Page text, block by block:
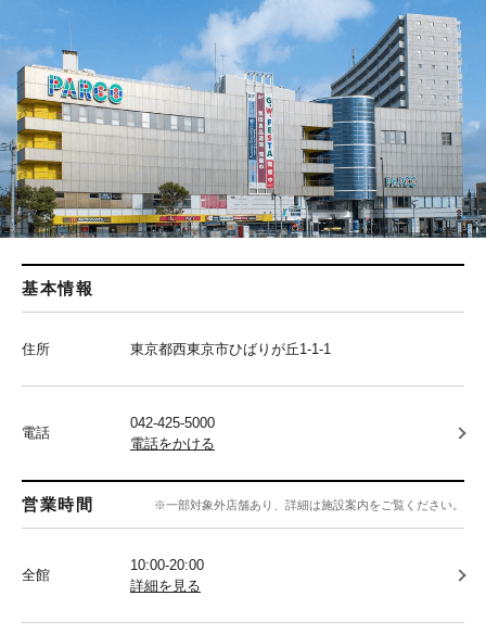
基本情報
住所 東京都西東京市ひばりが丘1-1-1
電話
042-425-5000
電話をかける
営業時間 ※一部対象外店舗あり、詳細は施設案内をご覧ください。
全館
10:00-20:00
詳細を見る